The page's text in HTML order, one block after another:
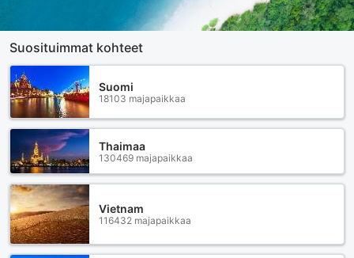
Suosituimmat kohteet
Suomi
18103 majapaikkaa
Thaimaa
130469 majapaikkaa
Vietnam
116432 majapaikkaa